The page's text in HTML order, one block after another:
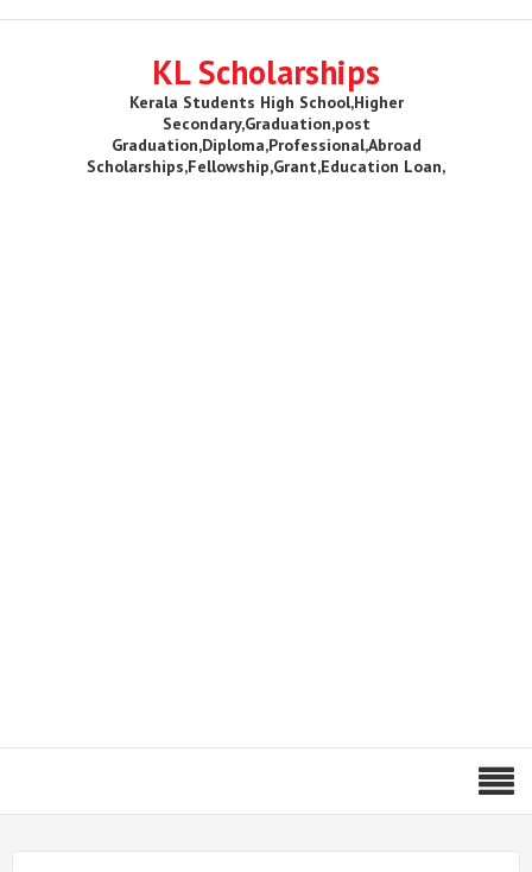
KL Scholarships
Kerala Students High School,Higher
Secondary,Graduation,post
Graduation,Diploma,Professional,Abroad
Scholarships,Fellowship,Grant,Education Loan,